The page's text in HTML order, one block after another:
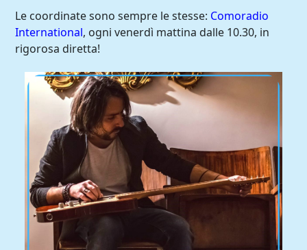
Le coordinate sono sempre le stesse: Comoradio
International, ogni venerdì mattina dalle 10.30, in
rigorosa diretta!